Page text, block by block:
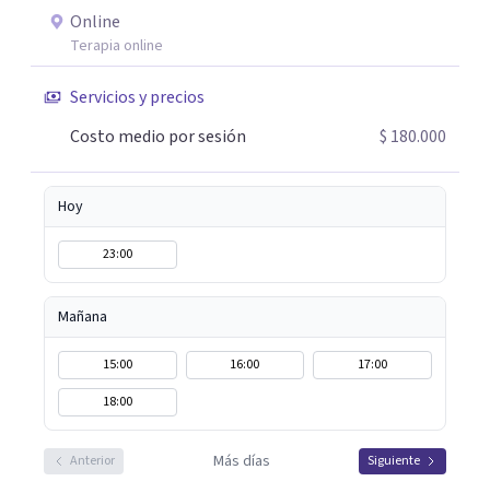
maneras de afrontar aquello que hoy te genera malestar.
Atiendo presencial en Bogotá y también terapia online,
adaptándome a tus necesidades. Si sientes que es
comprender mejor lo que estás viviendo, estaré
encantada de acompañarte en este camino hacia tu
bienestar emocional.
Online
Terapia online
Servicios y precios
Costo medio por sesión
$ 180.000
Hoy
23:00
Mañana
15:00 16:00
17:00
18:00
Anterior Más días Siguiente